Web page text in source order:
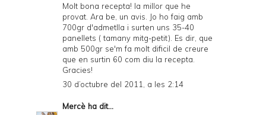
Molt bona recepta! la millor que he
provat. Ara be, un avis. Jo ho faig amb
700gr d'admetlla i surten uns 35-40
panellets ( tamany mitg-petit). Es dir, que
amb 500gr se'm fa molt dificil de creure
que en surtin 60 com diu la recepta.
Gracies!
30 d’octubre del 2011, a les 2:14
Mercè ha dit...